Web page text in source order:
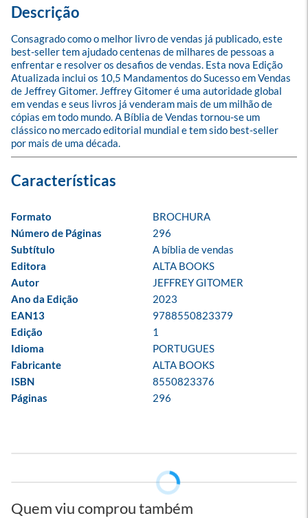
Descrição
Consagrado como o melhor livro de vendas já publicado, este
best-seller tem ajudado centenas de milhares de pessoas a
enfrentar e resolver os desafios de vendas. Esta nova Edição
Atualizada inclui os 10,5 Mandamentos do Sucesso em Vendas
de Jeffrey Gitomer. Jeffrey Gitomer é uma autoridade global
em vendas e seus livros já venderam mais de um milhão de
cópias em todo mundo. A Bíblia de Vendas tornou-se um
clássico no mercado editorial mundial e tem sido best-seller
por mais de uma década.
Formato
BROCHURA
Número de Páginas
296
Subtítulo
A bíblia de vendas
Editora
ALTA BOOKS
Autor
JEFFREY GITOMER
Ano da Edição
2023
EAN13
9788550823379
Edição
1
Idioma
PORTUGUES
Fabricante
ALTA BOOKS
ISBN
8550823376
Páginas
296
Quem viu comprou também